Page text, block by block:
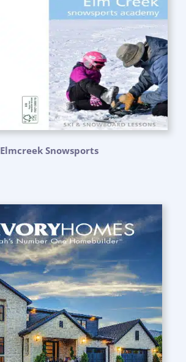
Elmcreek Snowsports